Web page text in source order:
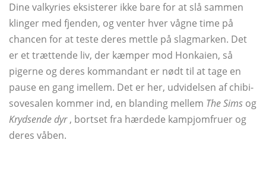
Dine valkyries eksisterer ikke bare for at slå sammen
klinger med fjenden, og venter hver vågne time på
chancen for at teste deres mettle på slagmarken. Det
er et trættende liv, der kæmper mod Honkaien, så
pigerne og deres kommandant er nødt til at tage en
pause en gang imellem. Det er her, udvidelsen af ​​chibi-
sovesalen kommer ind, en blanding mellem The Sims og
Krydsende dyr, bortset fra hærdede kampjomfruer og
deres våben.